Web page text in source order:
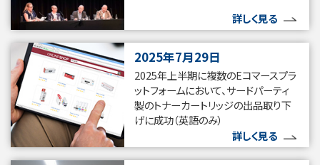
詳しく見る
2025年7月29日
2025年上半期に複数のEコマースプラ
ットフォームにおいて、サードパーティ
製のトナーカートリッジの出品取り下
げに成功（英語のみ）
詳しく見る